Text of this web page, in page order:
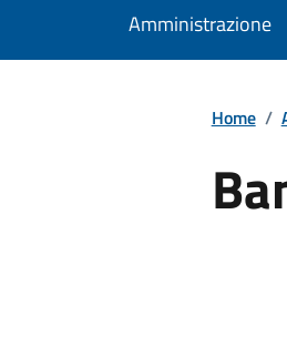
Amministrazione
Home /